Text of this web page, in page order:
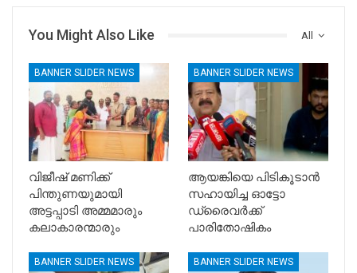
All
You Might Also Like
BANNER SLIDER NEWS
വിജീഷ് മണിക്ക്
പിന്തുണയുമായി
അട്ടപ്പാടി അമ്മമാരും
കലാകാരന്മാരും
BANNER SLIDER NEWS
ആയങ്കിയെ പിടികൂടാൻ
സഹായിച്ച ഓട്ടോ
ഡ്രൈവർക്ക്
പാരിതോഷികം
BANNER SLIDER NEWS BANNER SLIDER NEWS